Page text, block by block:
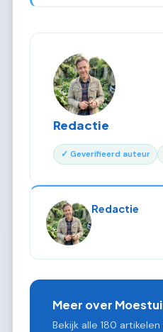
Redactie
✓ Geverifieerd auteur
Redactie
Meer over
Bekijk alle 180